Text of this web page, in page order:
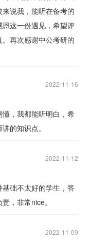
说我，能听在备考的
这一份遇见，希望评
再次感谢中公考研的
2022-11-16
，我都能听明白，希
的知识点。
2022-11-12
础不太好的学生，答
，非常nice。
2022-11-09